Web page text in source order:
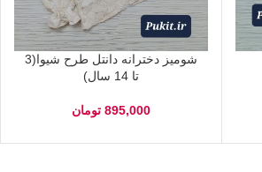
شومیز دخترانه دانتل طرح شیوا(3
تا 14 سال)
895,000 تومان